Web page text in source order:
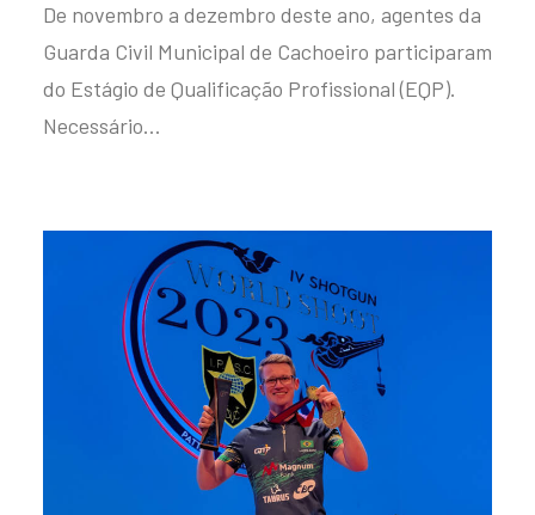
De novembro a dezembro deste ano, agentes da
Guarda Civil Municipal de Cachoeiro participaram
do Estágio de Qualificação Profissional (EQP).
Necessário…